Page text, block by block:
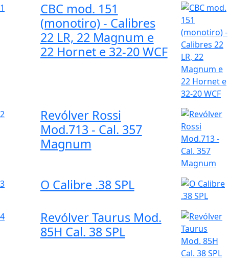
1
CBC mod. 151
(monotiro) - Calibres
22 LR, 22 Magnum e
22 Hornet e 32-20 WCF
2
Revólver Rossi
Mod.713 - Cal. 357
Magnum
3 O Calibre .38 SPL
4
Revólver Taurus Mod.
85H Cal. 38 SPL